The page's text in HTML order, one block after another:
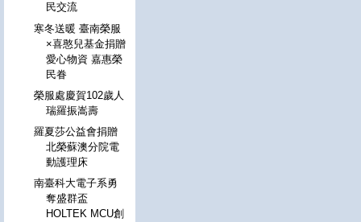
民交流
寒冬送暖 臺南榮服
×喜憨兒基金捐贈
愛心物資 嘉惠榮
民眷
榮服處慶賀102歲人
瑞羅振嵩壽
羅夏莎公益會捐贈
北榮蘇澳分院電
動護理床
南臺科大電子系勇
奪盛群盃
HOLTEK MCU創